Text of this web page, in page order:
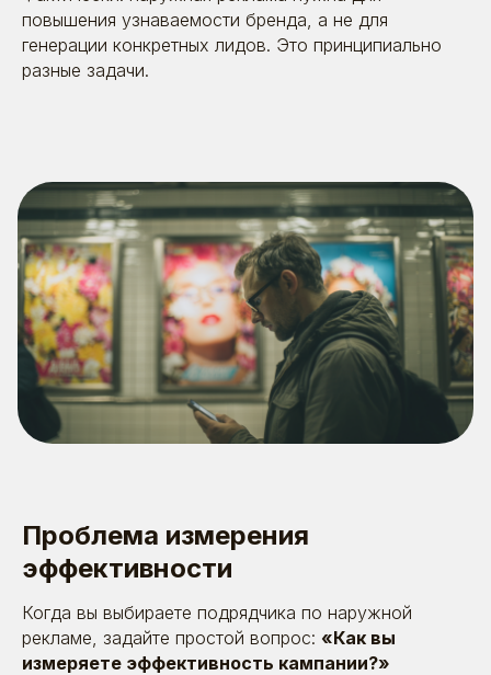
повышения узнаваемости бренда, а не для
генерации конкретных лидов. Это принципиально
разные задачи.
Проблема измерения
эффективности
Когда вы выбираете подрядчика по наружной
рекламе, задайте простой вопрос: «Как вы
измеряете эффективность кампании?»